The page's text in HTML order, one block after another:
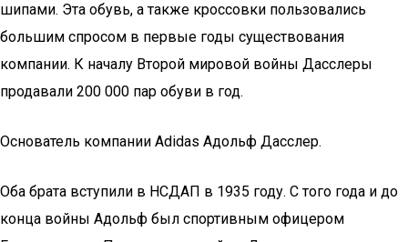
шипами. Эта обувь, а также кроссовки пользовались
большим спросом в первые годы существования
компании. К началу Второй мировой войны Дасслеры
продавали 200 000 пар обуви в год.
Основатель компании Adidas Адольф Дасслер.
Оба брата вступили в НСДАП в 1935 году. С того года и до
конца войны Адольф был спортивным офицером